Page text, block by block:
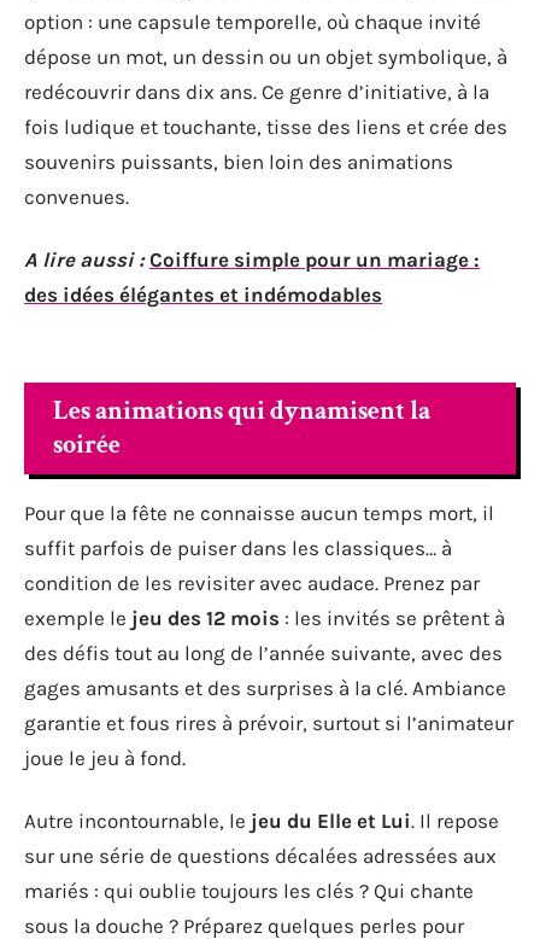
option : une capsule temporelle, où chaque invité
dépose un mot, un dessin ou un objet symbolique, à
redécouvrir dans dix ans. Ce genre d’initiative, à la
fois ludique et touchante, tisse des liens et crée des
souvenirs puissants, bien loin des animations
convenues.
A lire aussi : Coiffure simple pour un mariage :
des idées élégantes et indémodables
Les animations qui dynamisent la
soirée
Pour que la fête ne connaisse aucun temps mort, il
suffit parfois de puiser dans les classiques… à
condition de les revisiter avec audace. Prenez par
exemple le jeu des 12 mois : les invités se prêtent à
des défis tout au long de l’année suivante, avec des
gages amusants et des surprises à la clé. Ambiance
garantie et fous rires à prévoir, surtout si l’animateur
joue le jeu à fond.
Autre incontournable, le jeu du Elle et Lui. Il repose
sur une série de questions décalées adressées aux
mariés : qui oublie toujours les clés ? Qui chante
sous la douche ? Préparez quelques perles pour